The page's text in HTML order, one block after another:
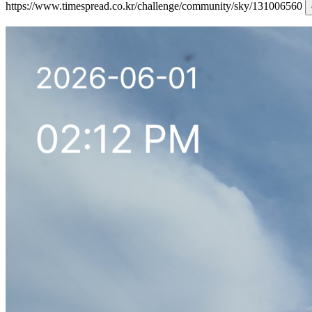
https://www.timespread.co.kr/challenge/community/sky/131006560